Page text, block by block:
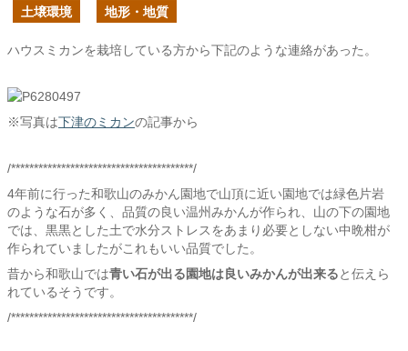
土壌環境 地形・地質
ハウスミカンを栽培している方から下記のような連絡があった。
※写真は下津のミカンの記事から
/****************************************/
4年前に行った和歌山のみかん園地で山頂に近い園地では緑色片岩
のような石が多く、品質の良い温州みかんが作られ、山の下の園地
では、黒黒とした土で水分ストレスをあまり必要としない中晩柑が
作られていましたがこれもいい品質でした。
昔から和歌山では青い石が出る園地は良いみかんが出来ると伝えら
れているそうです。
/****************************************/